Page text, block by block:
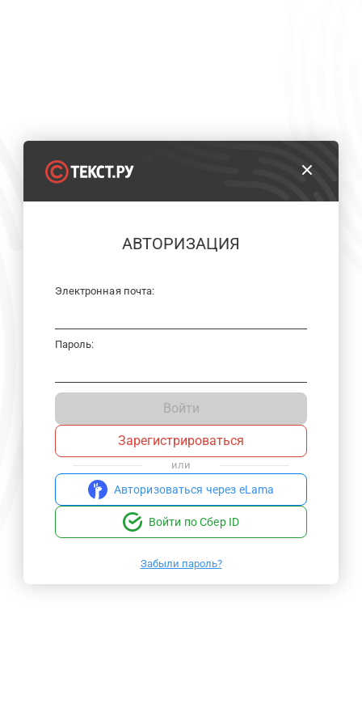
АВТОРИЗАЦИЯ
Электронная почта:
Пароль:
Войти
Зарегистрироваться
или
Авторизоваться через eLama
Войти по Сбер ID
Забыли пароль?